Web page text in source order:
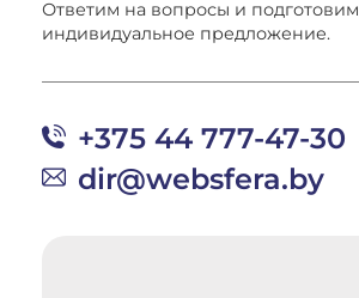
Ответим на вопросы и подготовим
индивидуальное предложение.
+375 44 777-47-30
dir@websfera.by